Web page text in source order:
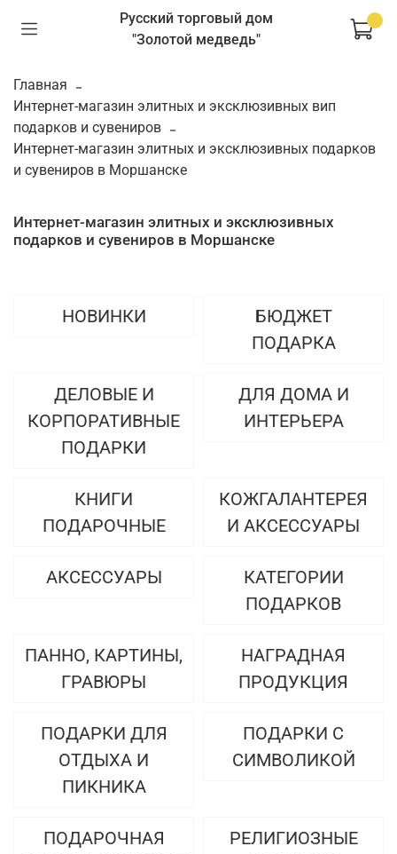
Русский торговый дом
"Золотой медведь"
Главная
Интернет-магазин элитных и эксклюзивных вип
подарков и сувениров
Интернет-магазин элитных и эксклюзивных подарков
и сувениров в Моршанске
Интернет-магазин элитных и эксклюзивных
подарков и сувениров в Моршанске
НОВИНКИ
БЮДЖЕТ
ПОДАРКА
ДЕЛОВЫЕ И
КОРПОРАТИВНЫЕ
ПОДАРКИ
ДЛЯ ДОМА И
ИНТЕРЬЕРА
КНИГИ
ПОДАРОЧНЫЕ
КОЖГАЛАНТЕРЕЯ
И АКСЕССУАРЫ
АКСЕССУАРЫ
КАТЕГОРИИ
ПОДАРКОВ
ПАННО, КАРТИНЫ,
ГРАВЮРЫ
НАГРАДНАЯ
ПРОДУКЦИЯ
ПОДАРКИ ДЛЯ
ОТДЫХА И
ПИКНИКА
ПОДАРКИ С
СИМВОЛИКОЙ
ПОДАРОЧНАЯ
РЕЛИГИОЗНЫЕ